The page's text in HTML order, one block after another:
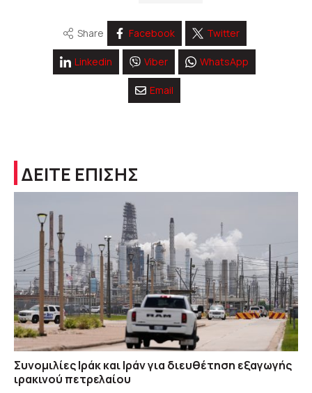
Share Facebook Twitter
Linkedin Viber WhatsApp
Email
ΔΕΙΤΕ ΕΠΙΣΗΣ
Συνομιλίες Ιράκ και Ιράν για διευθέτηση εξαγωγής
ιρακινού πετρελαίου